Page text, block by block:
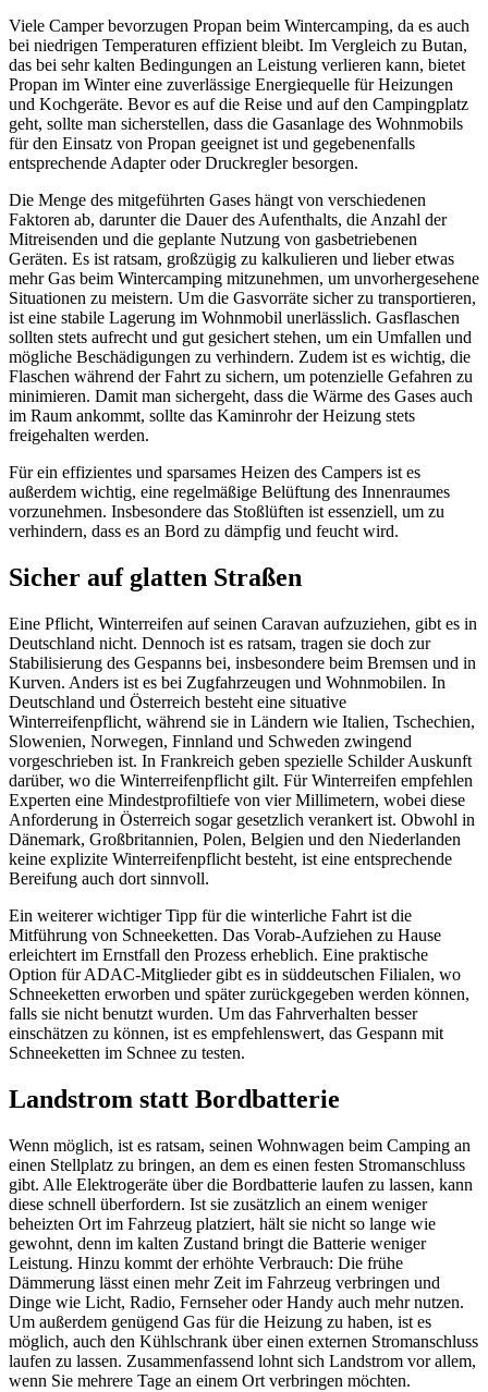
Viele Camper bevorzugen Propan beim Wintercamping, da es auch
bei niedrigen Temperaturen effizient bleibt. Im Vergleich zu Butan,
das bei sehr kalten Bedingungen an Leistung verlieren kann, bietet
Propan im Winter eine zuverlässige Energiequelle für Heizungen
und Kochgeräte. Bevor es auf die Reise und auf den Campingplatz
geht, sollte man sicherstellen, dass die Gasanlage des Wohnmobils
für den Einsatz von Propan geeignet ist und gegebenenfalls
entsprechende Adapter oder Druckregler besorgen.
Die Menge des mitgeführten Gases hängt von verschiedenen
Faktoren ab, darunter die Dauer des Aufenthalts, die Anzahl der
Mitreisenden und die geplante Nutzung von gasbetriebenen
Geräten. Es ist ratsam, großzügig zu kalkulieren und lieber etwas
mehr Gas beim Wintercamping mitzunehmen, um unvorhergesehene
Situationen zu meistern. Um die Gasvorräte sicher zu transportieren,
ist eine stabile Lagerung im Wohnmobil unerlässlich. Gasflaschen
sollten stets aufrecht und gut gesichert stehen, um ein Umfallen und
mögliche Beschädigungen zu verhindern. Zudem ist es wichtig, die
Flaschen während der Fahrt zu sichern, um potenzielle Gefahren zu
minimieren. Damit man sichergeht, dass die Wärme des Gases auch
im Raum ankommt, sollte das Kaminrohr der Heizung stets
freigehalten werden.
Für ein effizientes und sparsames Heizen des Campers ist es
außerdem wichtig, eine regelmäßige Belüftung des Innenraumes
vorzunehmen. Insbesondere das Stoßlüften ist essenziell, um zu
verhindern, dass es an Bord zu dämpfig und feucht wird.
Sicher auf glatten Straßen
Eine Pflicht, Winterreifen auf seinen Caravan aufzuziehen, gibt es in
Deutschland nicht. Dennoch ist es ratsam, tragen sie doch zur
Stabilisierung des Gespanns bei, insbesondere beim Bremsen und in
Kurven. Anders ist es bei Zugfahrzeugen und Wohnmobilen. In
Deutschland und Österreich besteht eine situative
Winterreifenpflicht, während sie in Ländern wie Italien, Tschechien,
Slowenien, Norwegen, Finnland und Schweden zwingend
vorgeschrieben ist. In Frankreich geben spezielle Schilder Auskunft
darüber, wo die Winterreifenpflicht gilt. Für Winterreifen empfehlen
Experten eine Mindestprofiltiefe von vier Millimetern, wobei diese
Anforderung in Österreich sogar gesetzlich verankert ist. Obwohl in
Dänemark, Großbritannien, Polen, Belgien und den Niederlanden
keine explizite Winterreifenpflicht besteht, ist eine entsprechende
Bereifung auch dort sinnvoll.
Ein weiterer wichtiger Tipp für die winterliche Fahrt ist die
Mitführung von Schneeketten. Das Vorab-Aufziehen zu Hause
erleichtert im Ernstfall den Prozess erheblich. Eine praktische
Option für ADAC-Mitglieder gibt es in süddeutschen Filialen, wo
Schneeketten erworben und später zurückgegeben werden können,
falls sie nicht benutzt wurden. Um das Fahrverhalten besser
einschätzen zu können, ist es empfehlenswert, das Gespann mit
Schneeketten im Schnee zu testen.
Landstrom statt Bordbatterie
Wenn möglich, ist es ratsam, seinen Wohnwagen beim Camping an
einen Stellplatz zu bringen, an dem es einen festen Stromanschluss
gibt. Alle Elektrogeräte über die Bordbatterie laufen zu lassen, kann
diese schnell überfordern. Ist sie zusätzlich an einem weniger
beheizten Ort im Fahrzeug platziert, hält sie nicht so lange wie
gewohnt, denn im kalten Zustand bringt die Batterie weniger
Leistung. Hinzu kommt der erhöhte Verbrauch: Die frühe
Dämmerung lässt einen mehr Zeit im Fahrzeug verbringen und
Dinge wie Licht, Radio, Fernseher oder Handy auch mehr nutzen.
Um außerdem genügend Gas für die Heizung zu haben, ist es
möglich, auch den Kühlschrank über einen externen Stromanschluss
laufen zu lassen. Zusammenfassend lohnt sich Landstrom vor allem,
wenn Sie mehrere Tage an einem Ort verbringen möchten.